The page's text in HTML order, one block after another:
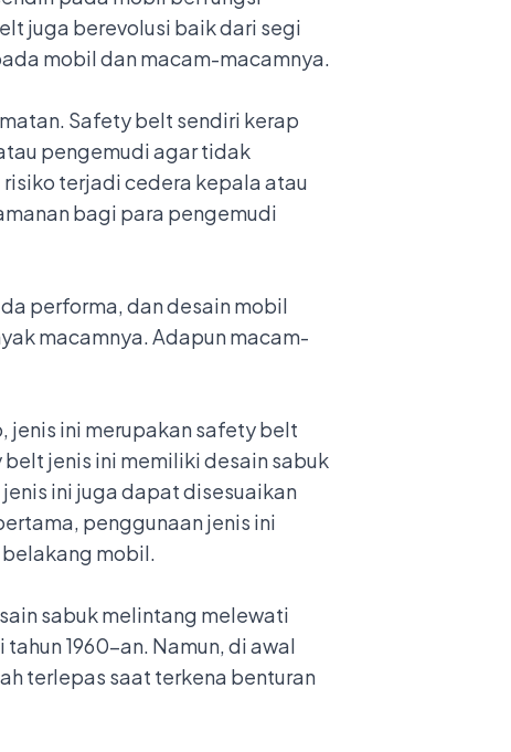
juga berevolusi baik dari segi
mobil dan macam-macamnya.
. Safety belt sendiri kerap
pengemudi agar tidak
terjadi cedera kepala atau
bagi para pengemudi
performa, dan desain mobil
macamnya. Adapun macam-
jenis ini merupakan safety belt
jenis ini memiliki desain sabuk
ini juga dapat disesuaikan
penggunaan jenis ini
mobil.
sabuk melintang melewati
1960-an. Namun, di awal
terlepas saat terkena benturan